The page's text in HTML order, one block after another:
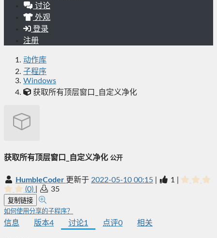
讨论
外观
登录
注册
动作库
子程序
Windows
获取所有顶层窗口_自定义净化
获取所有顶层窗口_自定义净化 公开
HumbleCoder 更新于 2022-05-10 00:15 1
(0)
35
复制链接
如何使用分享的子程序？
信息 版本4 讨论1 点评0 相关